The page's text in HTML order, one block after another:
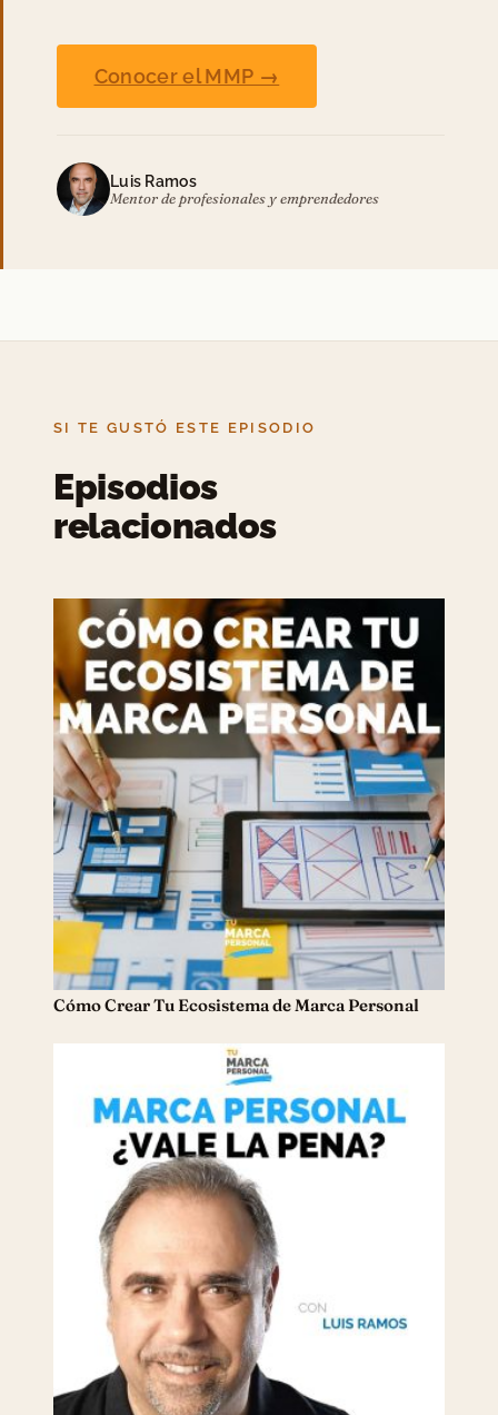
Conocer el MMP →
Luis Ramos
Mentor de profesionales y emprendedores
SI TE GUSTÓ ESTE EPISODIO
Episodios
relacionados
Cómo Crear Tu Ecosistema de Marca Personal